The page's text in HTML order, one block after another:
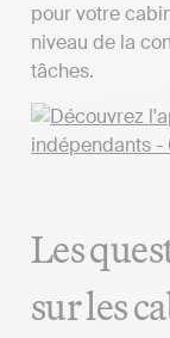
pour votre
niveau de la
tâches.
Les
sur les